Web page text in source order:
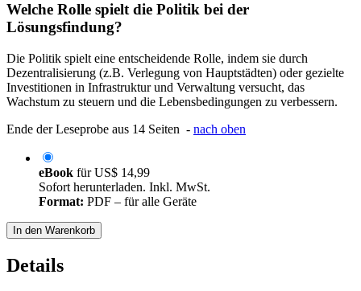
Welche Rolle spielt die Politik bei der
Lösungsfindung?
Die Politik spielt eine entscheidende Rolle, indem sie durch
Dezentralisierung (z.B. Verlegung von Hauptstädten) oder gezielte
Investitionen in Infrastruktur und Verwaltung versucht, das
Wachstum zu steuern und die Lebensbedingungen zu verbessern.
Ende der Leseprobe aus 14 Seiten - nach oben
eBook fürUS$ 14,99
Sofort herunterladen. Inkl. MwSt.
Format: PDF – für alle Geräte
In den Warenkorb
Details